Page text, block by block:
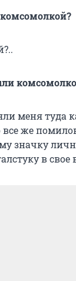
меня туда
же
значку
в свое